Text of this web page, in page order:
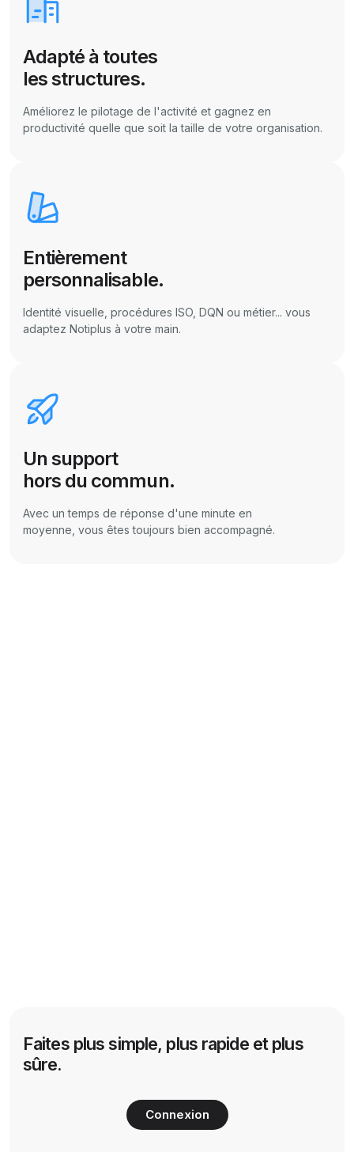
Adapté à toutes
les structures.
Améliorez le pilotage de l'activité et gagnez en
productivité quelle que soit la taille de votre organisation.
Entièrement
personnalisable.
Identité visuelle, procédures ISO, DQN ou métier... vous
adaptez Notiplus à votre main.
Un support
hors du commun.
Avec un temps de réponse d'une minute en
moyenne, vous êtes toujours bien accompagné.
Faites plus simple, plus rapide et plus
sûre.
Connexion